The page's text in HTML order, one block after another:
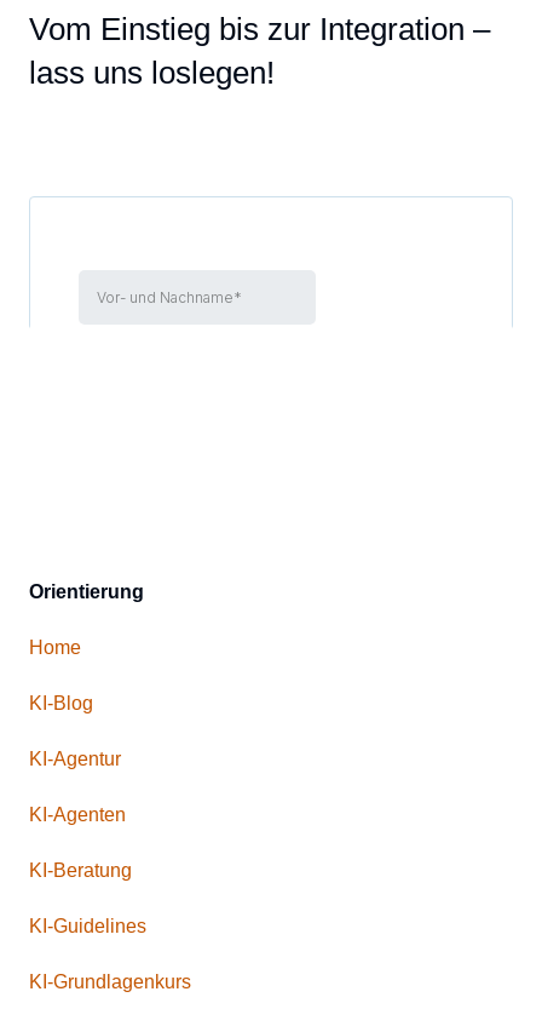
Vom Einstieg bis zur Integration –
lass uns loslegen!
Orientierung
Home
KI-Blog
KI-Agentur
KI-Agenten
KI-Beratung
KI-Guidelines
KI-Grundlagenkurs